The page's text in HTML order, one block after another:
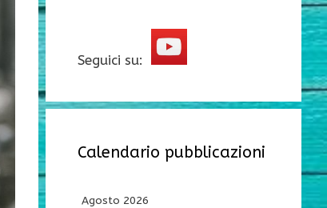
Seguici su:
Calendario pubblicazioni
Agosto 2026